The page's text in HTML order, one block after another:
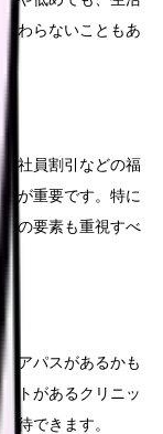
わらないこともあ
社員割引などの福
が重要です。特に
の要素も重視すべ
アパスがあるかも
トがあるクリニッ
待できます。